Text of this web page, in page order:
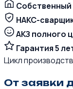
Собственный
НАКС-
АКЗ полного
Гарантия 5
Цикл
От заявки